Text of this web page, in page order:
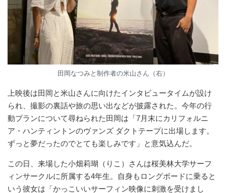
田岡なつみと制作者の米山さん（右）
上映後は田岡と米山さんに向けたインタビュータイムが設け
られ、撮影の裏話や旅の思い出などが披露された。今年の行
動プランについて尋ねられた田岡は「7月末にカリフォルニ
ア・ハンティントンのヴァンズ ダクトテープに出場します。
ずっと夢だったのでとても楽しみです」と意気込んだ。
この日、来場した小畑莉瑚（りこ）さんは桜美林大学サーフ
ィンサークルに所属する4年生。自身もロングボードに乗ると
いう彼女は「かっこいいサーフィン映像に刺激を受けまし